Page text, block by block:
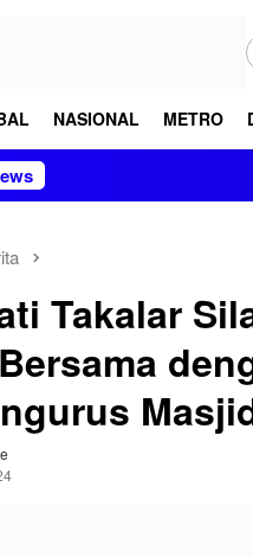
NASIONAL METRO
Takalar